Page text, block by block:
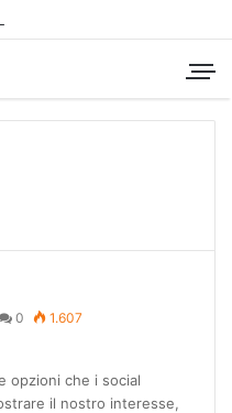
0 1.607
opzioni che i social
il nostro interesse,